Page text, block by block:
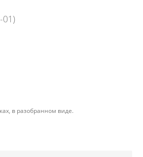
01)
в разобранном виде.